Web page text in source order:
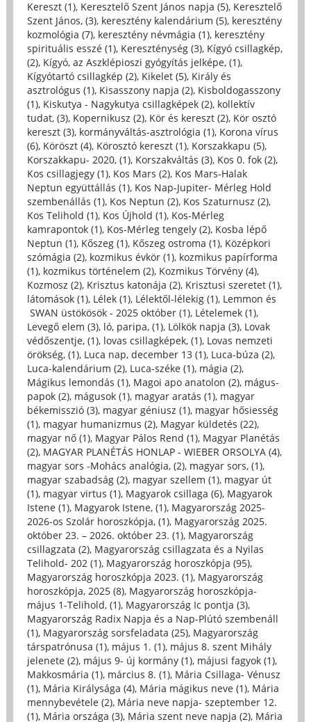
Kereszt (1), Keresztelő Szent János napja (5), Keresztelő
Szent János, (3), keresztény kalendárium (5), keresztény
kozmológia (7), keresztény névmágia (1), keresztény
spirituális esszé (1), Kereszténység (3), Kígyó csillagkép,
(2), Kígyó, az Aszklépioszi gyógyítás jelképe, (1),
Kígyótartó csillagkép (2), Kikelet (5), Király és
asztrológus (1), Kisasszony napja (2), Kisboldogasszony
(1), Kiskutya - Nagykutya csillagképek (2), kollektív
tudat, (3), Kopernikusz (2), Kör és kereszt (2), Kör osztó
kereszt (3), kormányváltás-asztrológia (1), Korona vírus
(6), Köröszt (4), Körosztó kereszt (1), Korszakkapu (5),
Korszakkapu- 2020, (1), Korszakváltás (3), Kos 0. fok (2),
Kos csillagjegy (1), Kos Mars (2), Kos Mars-Halak
Neptun együttállás (1), Kos Nap-Jupiter- Mérleg Hold
szembenállás (1), Kos Neptun (2), Kos Szaturnusz (2),
Kos Telihold (1), Kos Újhold (1), Kos-Mérleg
kamrapontok (1), Kos-Mérleg tengely (2), Kosba lépő
Neptun (1), Kőszeg (1), Kőszeg ostroma (1), Középkori
szómágia (2), kozmikus évkör (1), kozmikus papírforma
(1), kozmikus történelem (2), Kozmikus Törvény (4),
Kozmosz (2), Krisztus katonája (2), Krisztusi szeretet (1),
látomások (1), Lélek (1), Lélektől-lélekig (1), Lemmon és
SWAN üstökösök - 2025 október (1), Lételemek (1),
Levegő elem (3), ló, paripa, (1), Lölkök napja (3), Lovak
védőszentje, (1), lovas csillagképek, (1), Lovas nemzeti
örökség, (1), Luca nap, december 13 (1), Luca-búza (2),
Luca-kalendárium (2), Luca-széke (1), mágia (2),
Mágikus lemondás (1), Magoi apo anatolon (2), mágus-
papok (2), mágusok (1), magyar aratás (1), magyar
békemisszió (3), magyar géniusz (1), magyar hősiesség
(1), magyar humanizmus (2), Magyar küldetés (22),
magyar nő (1), Magyar Pálos Rend (1), Magyar Planétás
(2), MAGYAR PLANÉTÁS HONLAP - WIEBER ORSOLYA (4),
magyar sors -Mohács analógia, (2), magyar sors, (1),
magyar szabadság (2), magyar szellem (1), magyar út
(1), magyar virtus (1), Magyarok csillaga (6), Magyarok
Istene (1), Magyarok Istene, (1), Magyarország 2025-
2026-os Szolár horoszkópja, (1), Magyarország 2025.
október 23. – 2026. október 23. (1), Magyarország
csillagzata (2), Magyarország csillagzata és a Nyilas
Telihold- 202 (1), Magyarország horoszkópja (95),
Magyarország horoszkópja 2023. (1), Magyarország
horoszkópja, 2025 (8), Magyarország horoszkópja-
május 1-Telihold, (1), Magyarország Ic pontja (3),
Magyarország Radix Napja és a Nap-Plútó szembenáll
(1), Magyarország sorsfeladata (25), Magyarország
társpatrónusa (1), május 1. (1), május 8. szent Mihály
jelenete (2), május 9- új kormány (1), májusi fagyok (1),
Makkosmária (1), március 8. (1), Mária Csillaga- Vénusz
(1), Mária Királysága (4), Mária mágikus neve (1), Mária
mennybevétele (2), Mária neve napja- szeptember 12.
(1), Mária országa (3), Mária szent neve napja (2), Mária